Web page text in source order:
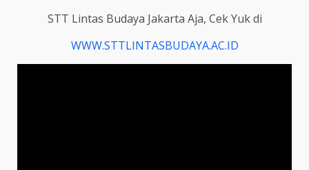
STT Lintas Budaya Jakarta Aja, Cek Yuk di
WWW.STTLINTASBUDAYA.AC.ID